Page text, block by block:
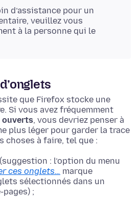
d’assistance pour un
veuillez vous
à la personne qui le
que Firefox stocke une
Si vous avez fréquemment
ouverts, vous devriez penser à
plus léger pour garder la trace
choses à faire, tel que :
(suggestion : l’option du menu
ces onglets… marque
sélectionnés dans un
;